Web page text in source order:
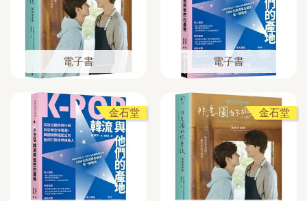
電子書 電子書
金石堂 金石堂